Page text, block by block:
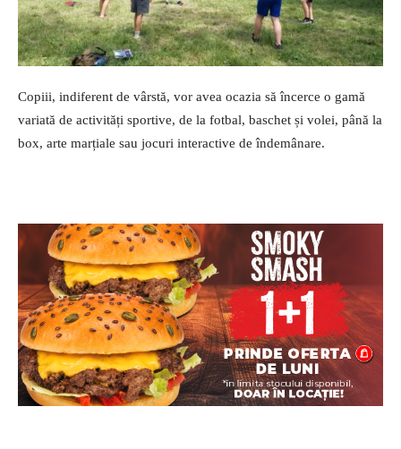
Copiii, indiferent de vârstă, vor avea ocazia să încerce o gamă
variată de activități sportive, de la fotbal, baschet și volei, până la
box, arte marțiale sau jocuri interactive de îndemânare.